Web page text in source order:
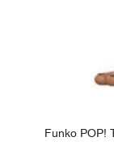
Funko POP!